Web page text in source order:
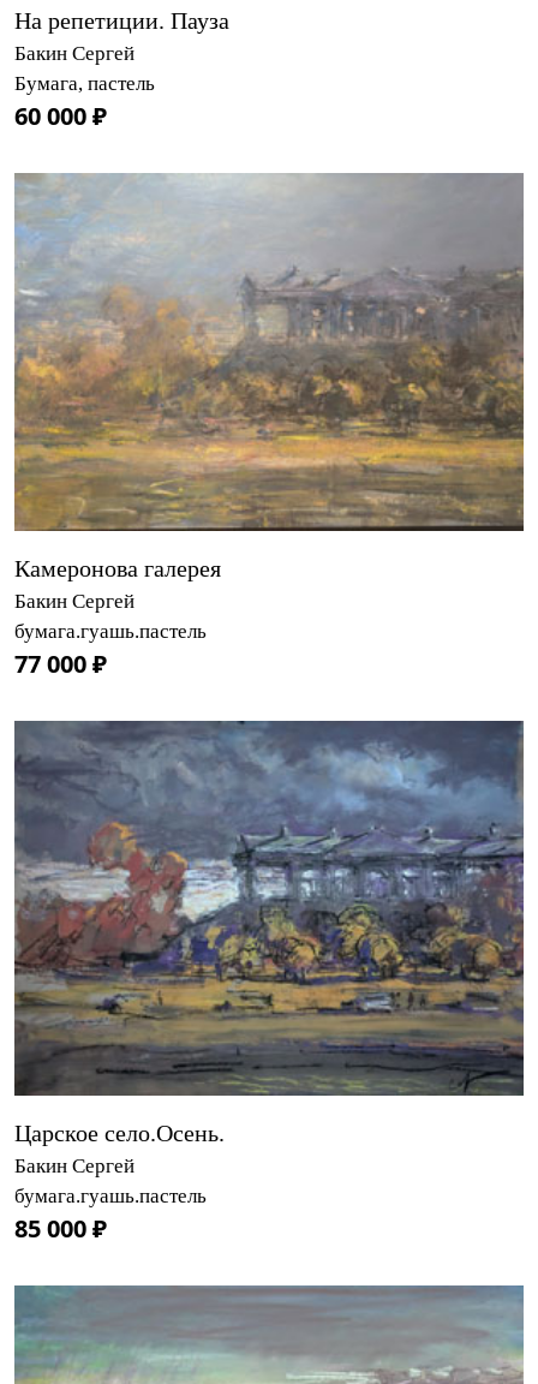
На репетиции. Пауза
Бакин Сергей
Бумага, пастель
60 000 ₽
Камеронова галерея
Бакин Сергей
бумага.гуашь.пастель
77 000 ₽
Царское село.Осень.
Бакин Сергей
бумага.гуашь.пастель
85 000 ₽